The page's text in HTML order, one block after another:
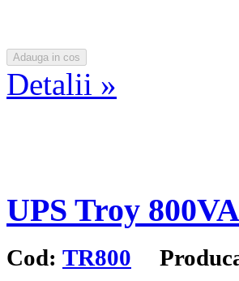
Detalii »
UPS Troy 800VA
Cod: TR800